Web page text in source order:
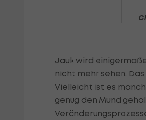
Jauk wird
nicht mehr sehen.
Vielleicht ist es
genug den Mund